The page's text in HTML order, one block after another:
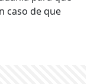
caso de que